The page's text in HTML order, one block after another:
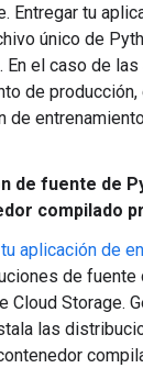
Entregar tu
único de
En el caso de
de
de
de fuente de
compilado
aplicación de
de fuente
Cloud Storage.
las